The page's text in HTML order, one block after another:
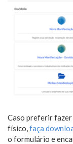
Caso preferir fazer
físico,faça
o formulário e